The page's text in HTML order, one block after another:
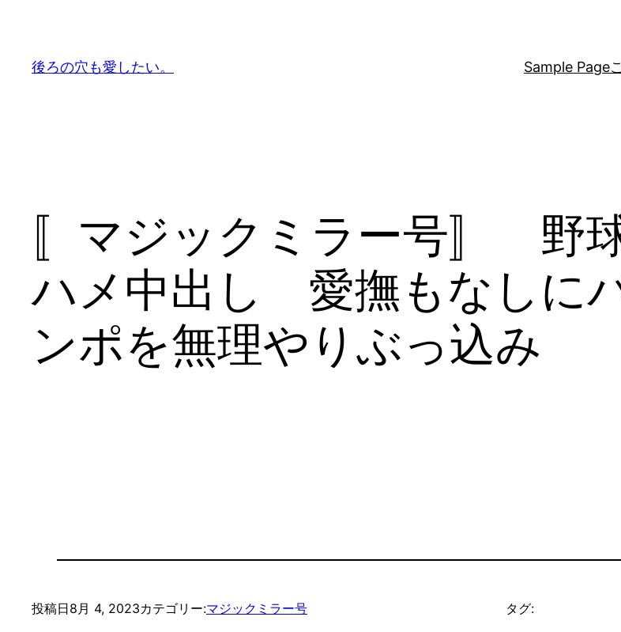
後ろの穴も愛したい。 Sample Page
〚マジックミラー号〛 野
ハメ中出し 愛撫もなしに
ンポを無理やりぶっ込み
投稿日8月 4, 2023カテゴリー:マジックミラー号 タグ: